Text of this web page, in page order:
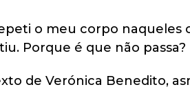
o meu corpo naqueles
Porque é que não
de Verónica Benedito,